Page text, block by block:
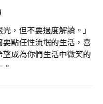
，但不要過度解讀。」
點任性流氓的生活，喜
成為你們生活中微笑的